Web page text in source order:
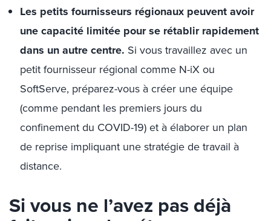
Les petits fournisseurs régionaux peuvent avoir
une capacité limitée pour se rétablir rapidement
dans un autre centre. Si vous travaillez avec un
petit fournisseur régional comme N-iX ou
SoftServe, préparez-vous à créer une équipe
(comme pendant les premiers jours du
confinement du COVID-19) et à élaborer un plan
de reprise impliquant une stratégie de travail à
distance.
Si vous ne l’avez pas déjà